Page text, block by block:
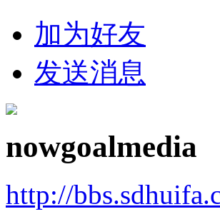
加为好友
发送消息
nowgoalmedia
http://